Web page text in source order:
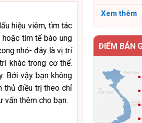
hiệu viêm, tìm tác
tìm tế bào ung
nhỏ- đây là vị trí
khác trong cơ thể.
Bởi vậy bạn không
thủ điều trị theo chỉ
vấn thêm cho bạn.
Xem thêm
ĐIỂM BÁN